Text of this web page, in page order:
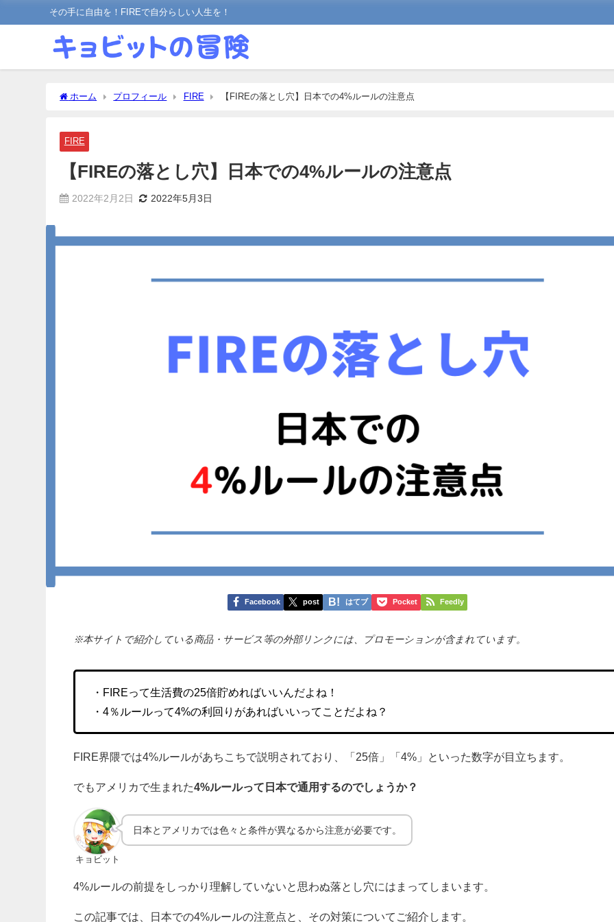
その手に自由を！FIREで自分らしい人生を！
ホーム プロフィール FIRE 【FIREの落とし穴】日本での4%ルールの注意点
FIRE
【FIREの落とし穴】日本での4%ルールの注意点
2022年2月2日 2022年5月3日
Facebook post はてブ Pocket Feedly
※本サイトで紹介している商品・サービス等の外部リンクには、プロモーションが含まれています。
・FIREって生活費の25倍貯めればいいんだよね！
・4％ルールって4%の利回りがあればいいってことだよね？
FIRE界隈では4%ルールがあちこちで説明されており、「25倍」「4%」といった数字が目立ちます。
でもアメリカで生まれた4%ルールって日本で通用するのでしょうか？
キョビット
日本とアメリカでは色々と条件が異なるから注意が必要です。
4%ルールの前提をしっかり理解していないと思わぬ落とし穴にはまってしまいます。
この記事では、日本での4%ルールの注意点と、その対策についてご紹介します。